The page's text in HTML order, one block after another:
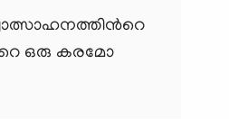
ഒരു കരമോ